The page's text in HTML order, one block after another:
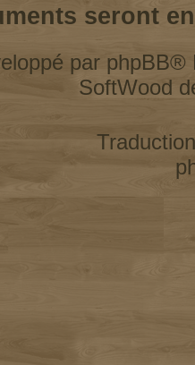
seront
par phpBB®
SoftWood